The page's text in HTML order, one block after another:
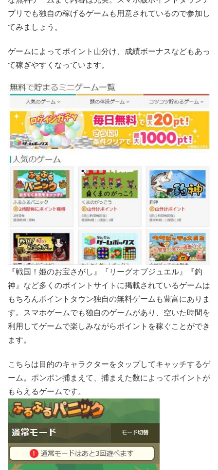
プリでも独自の稼げるゲームも用意されているので参加し
てみましょう。
ゲームによってポイント山分け、成績ボーナスなどもあっ
て稼ぎやすくなっています。
『戦国！姫のお宝さがし』『リーグオブジュエル』『釣
神』など多くのポイントサイトに掲載されているゲームは
もちろんポイントタウン独自の無料ゲームも豊富にありま
す。スマホゲームでも独自のゲームがあり、空いた時間を
利用してゲームで楽しみながらポイントを稼ぐことができ
ます。
こちらは目的のキャラクターをタップしてキャッチするゲ
ーム。ポンポン捕まえて、捕まえた数によってポイントが
もらえるゲームです。